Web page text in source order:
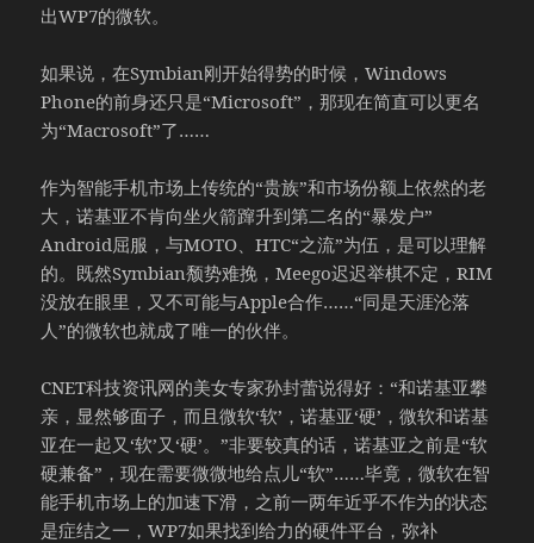
出WP7的微软。
如果说，在Symbian刚开始得势的时候，Windows
Phone的前身还只是“Microsoft”，那现在简直可以更名
为“Macrosoft”了……
作为智能手机市场上传统的“贵族”和市场份额上依然的老
大，诺基亚不肯向坐火箭蹿升到第二名的“暴发户”
Android屈服，与MOTO、HTC“之流”为伍，是可以理解
的。既然Symbian颓势难挽，Meego迟迟举棋不定，RIM
没放在眼里，又不可能与Apple合作……“同是天涯沦落
人”的微软也就成了唯一的伙伴。
CNET科技资讯网的美女专家孙封蕾说得好：“和诺基亚攀
亲，显然够面子，而且微软‘软’，诺基亚‘硬’，微软和诺基
亚在一起又‘软’又‘硬’。”非要较真的话，诺基亚之前是“软
硬兼备”，现在需要微微地给点儿“软”……毕竟，微软在智
能手机市场上的加速下滑，之前一两年近乎不作为的状态
是症结之一，WP7如果找到给力的硬件平台，弥补